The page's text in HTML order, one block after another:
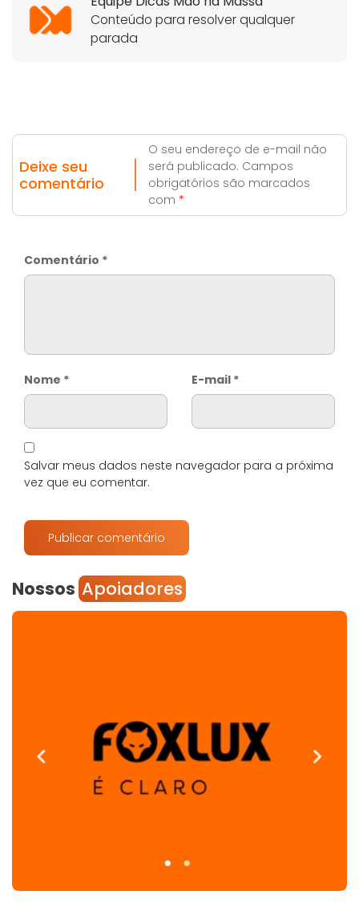
Conteúdo para resolver qualquer
parada
Nossos Apoiadores
Deixe seu
comentário
O seu endereço de e-mail não
será publicado. Campos
obrigatórios são marcados
com *
Comentário *
Nome * E-mail *
Salvar meus dados neste navegador para a próxima
vez que eu comentar.